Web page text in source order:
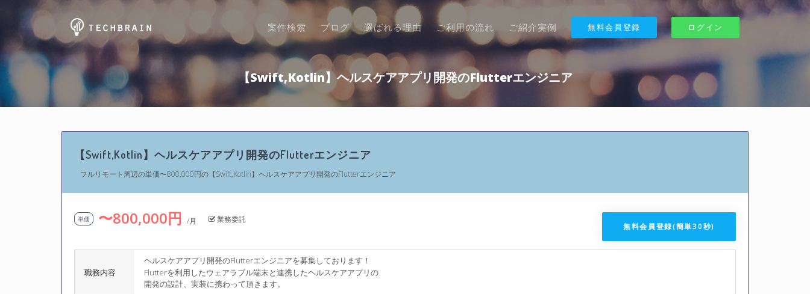
案件検索 ブログ 選ばれる理由 ご利用の流れ ご紹介実例 無料会員登録 ログイン
【Swift,Kotlin】ヘルスケアアプリ開発のFlutterエンジニア
【Swift,Kotlin】ヘルスケアアプリ開発のFlutterエンジニア
フルリモート周辺の単価〜800,000円の【Swift,Kotlin】ヘルスケアアプリ開発のFlutterエンジニア
単価 〜800,000円 /月 業務委託
無料会員登録(簡単30秒)
職務内容
ヘルスケアアプリ開発のFlutterエンジニアを募集しております！
Flutterを利用したウェアラブル端末と連携したヘルスケアアプリの
開発の設計、実装に携わって頂きます。